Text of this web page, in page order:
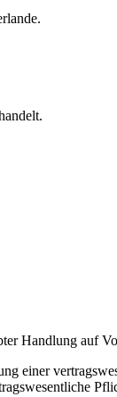
Handlung auf
einer